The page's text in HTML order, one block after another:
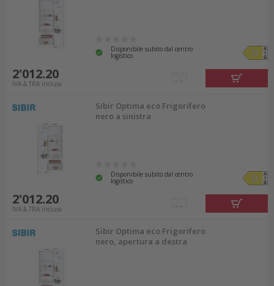
Disponibile subito dal centro
logistico
2'012.20
IVA & TRA inclusa
Sibir Optima eco Frigorifero
nero a sinistra
Disponibile subito dal centro
logistico
2'012.20
IVA & TRA inclusa
Sibir Optima eco Frigorifero
nero, apertura a destra